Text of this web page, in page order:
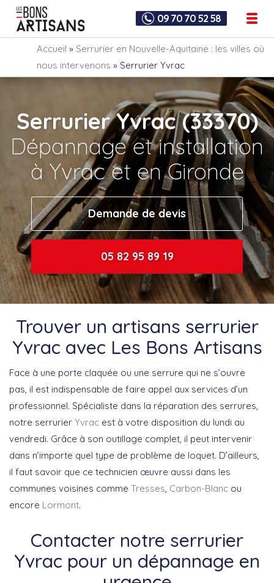
09 70 70 52 58
Accueil » Serrurier en Nouvelle-Aquitaine : les villes où
nous intervenons » Serrurier Yvrac
Serrurier Yvrac (33370)
Dépannage et installation
à Yvrac et en Gironde
Demande de devis
05 82 95 89 19
Trouver un artisans serrurier
Yvrac avec Les Bons Artisans
Face à une porte claquée ou une serrure qui ne s’ouvre
pas, il est indispensable de faire appel aux services d’un
professionnel. Spécialiste dans la réparation des serrures,
notre serrurier Yvrac est à votre disposition du lundi au
vendredi. Grâce à son outillage complet, il peut intervenir
dans n’importe quel type de problème de loquet. D’ailleurs,
il faut savoir que ce technicien œuvre aussi dans les
communes voisines comme Tresses Carbon-Blanc ou
encore Lormont.
Contacter notre serrurier
Yvrac pour un dépannage en